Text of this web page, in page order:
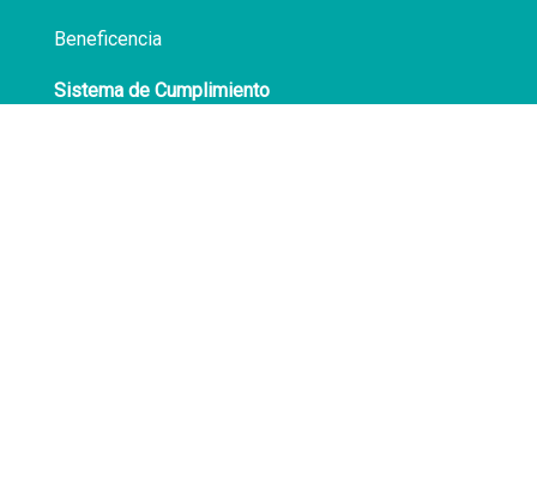
Beneficencia
Sistema de Cumplimiento